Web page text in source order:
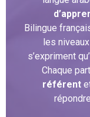
Bilingue
les
s’expriment
Chaque
référent